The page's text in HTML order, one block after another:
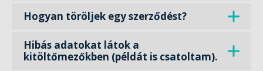
Hogyan töröljek egy szerződést?
Hibás adatokat látok a
kitöltőmezőkben (példát is csatoltam).